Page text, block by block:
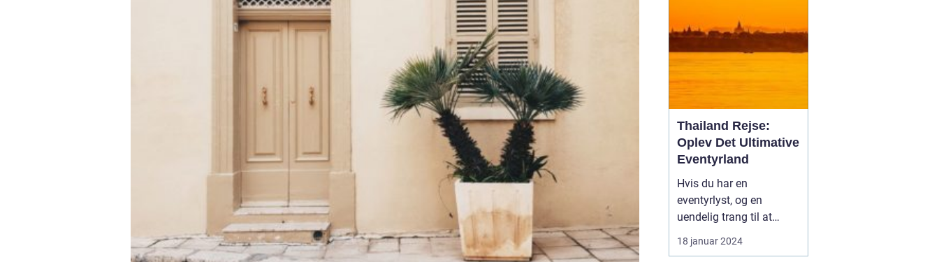
Thailand Rejse:
Oplev Det Ultimative
Eventyrland
Hvis du har en
eventyrlyst, og en
uendelig trang til at
udforske og opleve nye
kulturer, så er en rejse til
18 januar 2024